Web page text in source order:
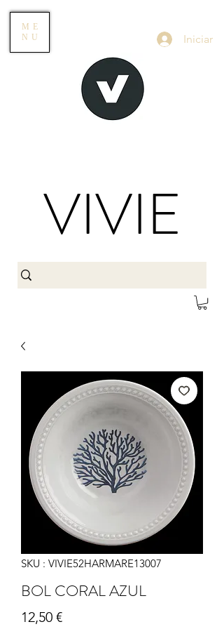
ME
NU
Iniciar
VIVIE
SKU : VIVIE52HARMARE13007
BOL CORAL AZUL
12,50 €Prix